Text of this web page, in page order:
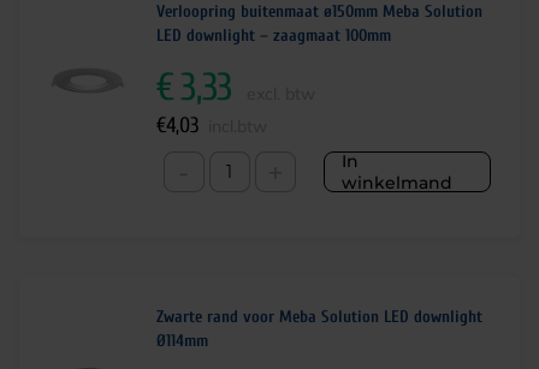
Verloopring buitenmaat ø150mm Meba Solution
LED downlight – zaagmaat 100mm
In
winkelmand
€3,33
€4,03
Zwarte rand voor Meba Solution LED downlight
Ø114mm